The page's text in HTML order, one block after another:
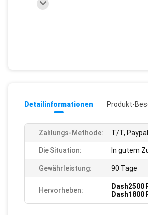
Detailinformationen Produkt-
Zahlungs-Methode: T/T,
Die Situation: In gutem
Gewährleistung: 90 Tage
Hervorheben: